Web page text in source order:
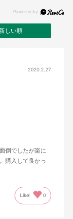
しい順
2020.2.27
倒でしたが楽に
購入して良かっ
Like! 0